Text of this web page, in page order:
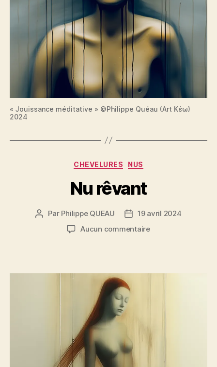
« Jouissance méditative » ©Philippe Quéau (Art Κέω)
2024
Catégories
CHEVELURES NUS
Nu rêvant
Auteur
Par Philippe QUEAU
Date
de
19 avril 2024
Aucun commentairesur